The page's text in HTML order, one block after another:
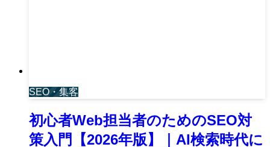
SEO・集客
初心者Web担当者のためのSEO対
策入門【2026年版】｜AI検索時代に